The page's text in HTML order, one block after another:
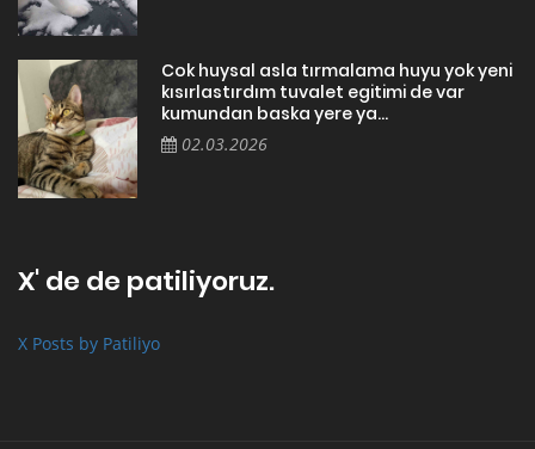
Cok huysal asla tırmalama huyu yok yeni
kısırlastırdım tuvalet egitimi de var
kumundan baska yere ya...
02.03.2026
X' de de patiliyoruz.
X Posts by Patiliyo